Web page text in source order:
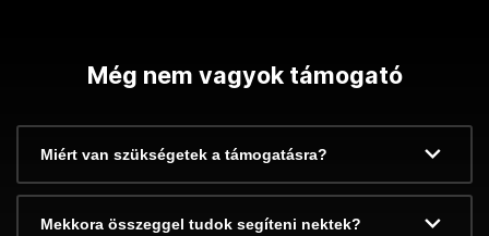
Még nem vagyok támogató
Miért van szükségetek a támogatásra?
Mekkora összeggel tudok segíteni nektek?